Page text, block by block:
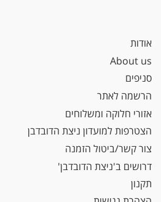
אודות
About us
סניפים
הרשמה לאתר
אזורי חלוקה ומשלוחים
הצטרפות למועדון ניצת הדובדבן
צור קשר/ביטול הזמנה
דרושים ב'ניצת הדובדבן'
תקנון